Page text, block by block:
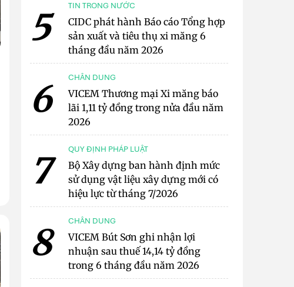
5 TIN TRONG NƯỚC
CIDC phát hành Báo cáo Tổng hợp
sản xuất và tiêu thụ xi măng 6
tháng đầu năm 2026
6 CHÂN DUNG
VICEM Thương mại Xi măng báo
lãi 1,11 tỷ đồng trong nửa đầu năm
2026
7 QUY ĐỊNH PHÁP LUẬT
Bộ Xây dựng ban hành định mức
sử dụng vật liệu xây dựng mới có
hiệu lực từ tháng 7/2026
8 CHÂN DUNG
VICEM Bút Sơn ghi nhận lợi
nhuận sau thuế 14,14 tỷ đồng
trong 6 tháng đầu năm 2026